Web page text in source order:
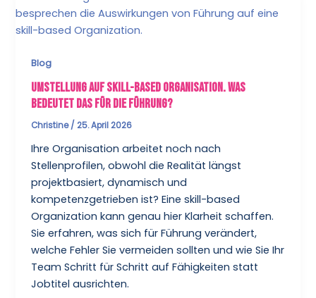
Blog
Umstellung auf Skill-Based Organisation. Was
bedeutet das für die Führung?
Christine/25. April 2026
Ihre Organisation arbeitet noch nach
Stellenprofilen, obwohl die Realität längst
projektbasiert, dynamisch und
kompetenzgetrieben ist? Eine skill-based
Organization kann genau hier Klarheit schaffen.
Sie erfahren, was sich für Führung verändert,
welche Fehler Sie vermeiden sollten und wie Sie Ihr
Team Schritt für Schritt auf Fähigkeiten statt
Jobtitel ausrichten.